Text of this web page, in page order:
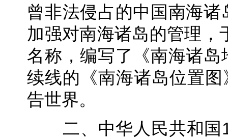
曾非法侵占的中国南海
加强对南海诸岛的管理，
名称，编写了《南海诸
续线的《南海诸岛位置
告世界。
二、中华人民共和国